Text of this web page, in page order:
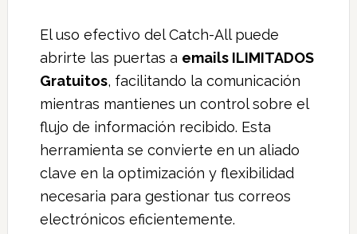
El uso efectivo del Catch-All puede
abrirte las puertas a emails ILIMITADOS
Gratuitos, facilitando la comunicación
mientras mantienes un control sobre el
flujo de información recibido. Esta
herramienta se convierte en un aliado
clave en la optimización y flexibilidad
necesaria para gestionar tus correos
electrónicos eficientemente.